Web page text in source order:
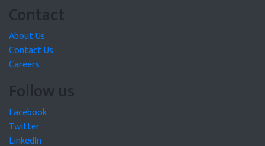
Contact
About Us
Contact Us
Careers
Follow us
Facebook
Twitter
LinkedIn